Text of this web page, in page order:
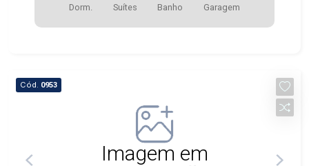
Dorm. Suítes Banho Garagem
Cód. 0953
Imagem em